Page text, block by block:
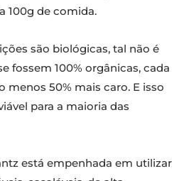
100g de comida.
são biológicas, tal não é
fossem 100% orgânicas, cada
menos 50% mais caro. E isso
para a maioria das
está empenhada em utilizar